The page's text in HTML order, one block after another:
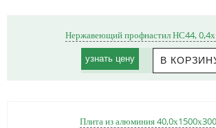
Нержавеющий профнастил НС44,
узнать цену
Плита из алюминия